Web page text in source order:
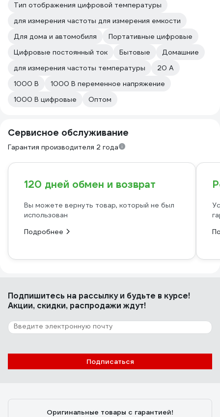
Тип отображения цифровой температуры
для измерения частоты для измерения емкости
Для дома и автомобиля
Портативные цифровые
Цифровые постоянный ток
Бытовые
Домашние
для измерения частоты температуры
20 А
1000 В
1000 В переменное напряжение
1000 В цифровые
Оптом
Сервисное обслуживание
Гарантия производителя 2 года
120 дней обмен и возврат
Вы можете вернуть товар, который не был
использован
Подробнее
Подпишитесь на рассылкуи будьте в курсе!
Акции, скидки, распродажи ждут!
Подписаться
Оригинальные товары с гарантией!